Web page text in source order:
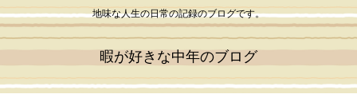
地味な人生の日常の記録のブログです。
暇が好きな中年のブログ